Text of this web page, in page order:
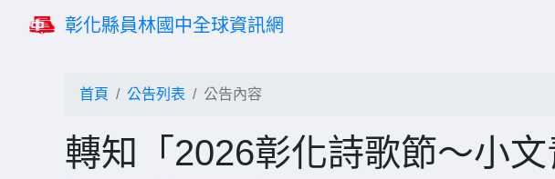
彰化縣員林國中全球資訊網
首頁 公告列表 公告內容
轉知「2026彰化詩歌節～小文